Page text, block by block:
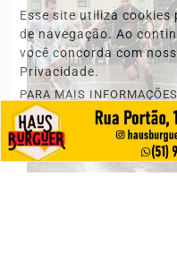
Esse site utiliza cookies
de navegação. Ao
você concorda com
Privacidade.
PARA MAIS
CLICANDO AQUI